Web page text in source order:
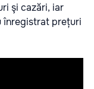
şi cazări, iar
înregistrat prețuri